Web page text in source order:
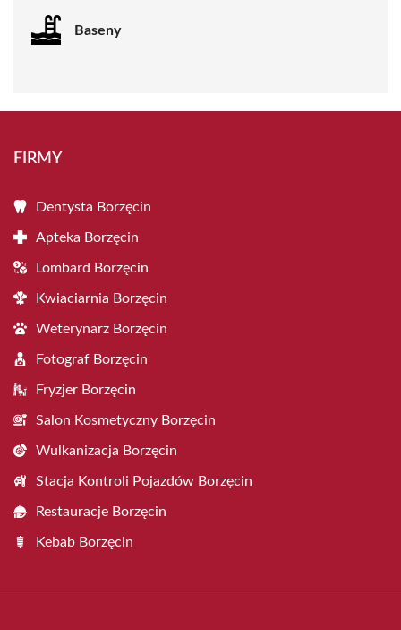
Baseny
FIRMY
Dentysta Borzęcin
Apteka Borzęcin
Lombard Borzęcin
Kwiaciarnia Borzęcin
Weterynarz Borzęcin
Fotograf Borzęcin
Fryzjer Borzęcin
Salon Kosmetyczny Borzęcin
Wulkanizacja Borzęcin
Stacja Kontroli Pojazdów Borzęcin
Restauracje Borzęcin
Kebab Borzęcin